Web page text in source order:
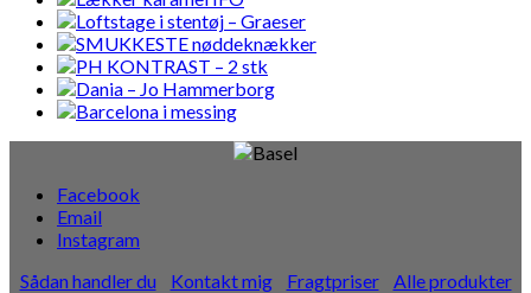
Facebook
Email
Instagram
Sådan handler du
Kontakt mig Fragtpriser
Alle produkter